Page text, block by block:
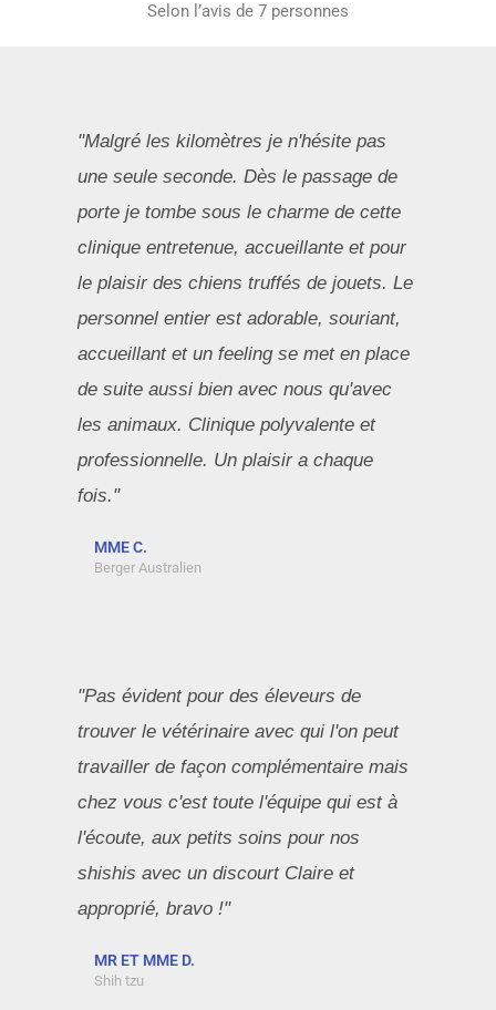
Selon l’avis de 7 personnes
"Malgré les kilomètres je n'hésite pas
une seule seconde. Dès le passage de
porte je tombe sous le charme de cette
clinique entretenue, accueillante et pour
le plaisir des chiens truffés de jouets. Le
personnel entier est adorable, souriant,
accueillant et un feeling se met en place
de suite aussi bien avec nous qu'avec
les animaux. Clinique polyvalente et
professionnelle. Un plaisir a chaque
fois."
MME C.
Berger Australien
"Pas évident pour des éleveurs de
trouver le vétérinaire avec qui l'on peut
travailler de façon complémentaire mais
chez vous c'est toute l'équipe qui est à
l'écoute, aux petits soins pour nos
shishis avec un discourt Claire et
approprié, bravo !"
MR ET MME D.
Shih tzu